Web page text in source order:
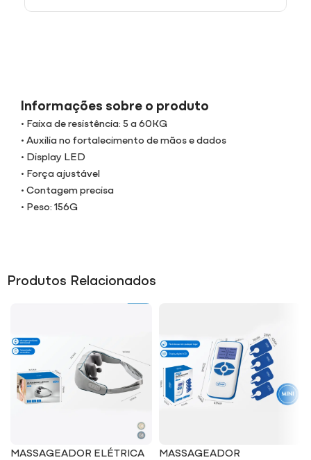
Informações sobre o produto
• Faixa de resistência: 5 a 60KG
• Auxilia no fortalecimento de mãos e dados
• Display LED
• Força ajustável
• Contagem precisa
• Peso: 156G
Produtos Relacionados
MASSAGEADOR ELÉTRICA
MASSAGEADOR